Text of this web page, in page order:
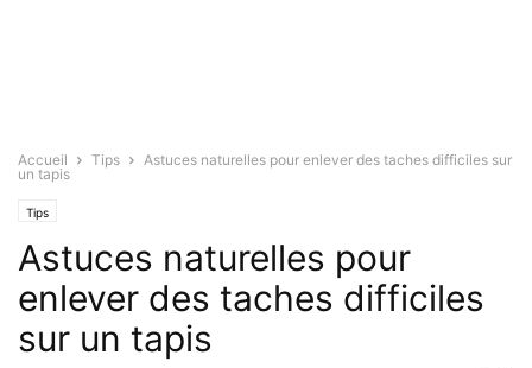
Accueil Tips
Astuces naturelles pour enlever des taches difficiles sur
un tapis
Tips
Astuces naturelles pour
enlever des taches difficiles
sur un tapis